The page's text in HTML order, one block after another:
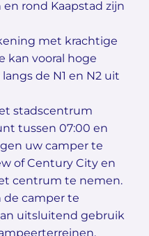
rond Kaapstad zijn
met krachtige
kan vooral hoge
de N1 en N2 uit
stadscentrum
tussen 07:00 en
uw camper te
of Century City en
centrum te nemen.
de camper te
uitsluitend gebruik